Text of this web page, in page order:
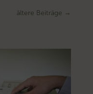
ältere Beiträge →